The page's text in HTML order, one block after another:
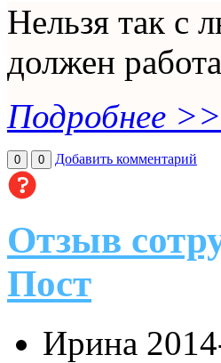
Нельзя так с
должен
Подробнее >>
0 0 Добавить комментарий
Отзыв
Пост
Ирина